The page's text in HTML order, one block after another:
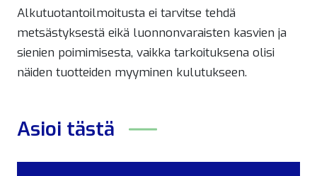
Alkutuotantoilmoitusta ei tarvitse tehdä
metsästyksestä eikä luonnonvaraisten kasvien ja
sienien poimimisesta, vaikka tarkoituksena olisi
näiden tuotteiden myyminen kulutukseen.
Asioi tästä